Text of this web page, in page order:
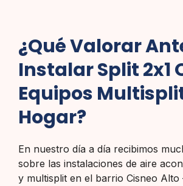
¿Qué Valorar
Instalar Split 2x1
Equipos
Hogar?
En nuestro día a día recibimos
sobre las instalaciones de aire
y multisplit en el barrio Cisneo Alto